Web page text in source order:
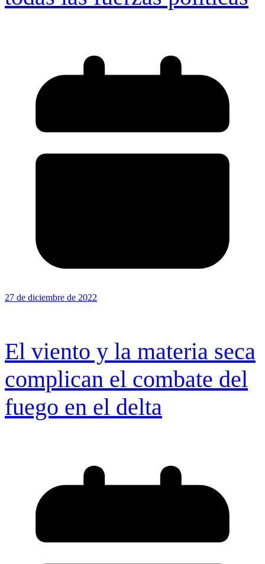
27 de diciembre de 2022
El viento y la materia seca
complican el combate del
fuego en el delta